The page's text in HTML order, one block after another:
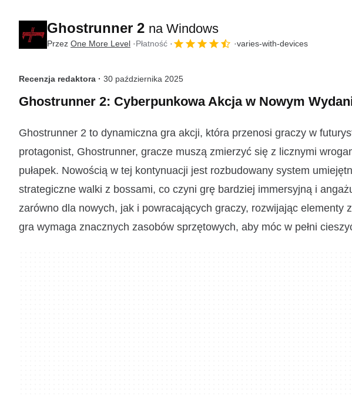
Ghostrunner 2 na Windows
Przez One More Level Płatność varies-with-devices
Recenzja redaktora · 30 października 2025
Ghostrunner 2: Cyberpunkowa Akcja w Nowym
Ghostrunner 2 to dynamiczna gra akcji, która przenosi graczy w
protagonist, Ghostrunner, gracze muszą zmierzyć się z licznymi
pułapek. Nowością w tej kontynuacji jest rozbudowany system
strategiczne walki z bossami, co czyni grę bardziej immersyjną i
zarówno dla nowych, jak i powracających graczy, rozwijając elementy
gra wymaga znacznych zasobów sprzętowych, aby móc w pełni